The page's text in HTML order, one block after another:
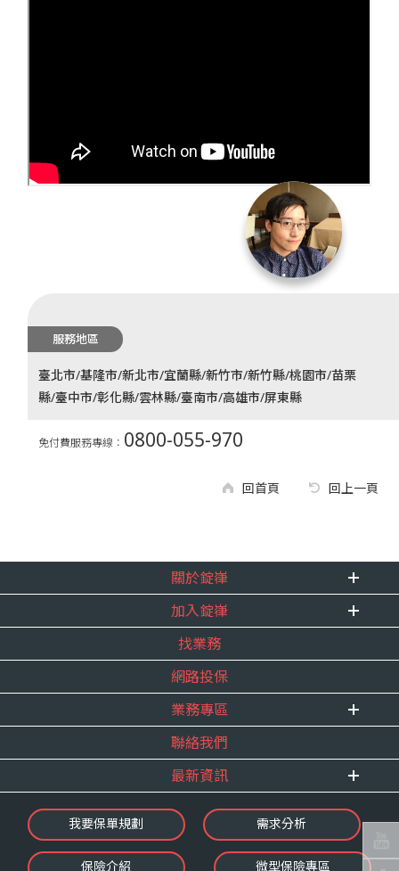
服務地區
臺北市/基隆市/新北市/宜蘭縣/新竹市/新竹縣/桃園市/苗栗
縣/臺中市/彰化縣/雲林縣/臺南市/高雄市/屏東縣
免付費服務專線： 0800-055-970
回首頁 回上一頁
關於錠嵂
企業資訊
重要事跡
得獎紀錄
服務宣言
合作夥伴
加入錠嵂
內勤招聘
精英招募
年度增員計畫
找業務
網路投保
業務專區
E 線資源網
聯絡我們
最新資訊
最新消息
錠嵂焦點
我要保單規劃 需求分析
保險介紹 微型保險專區